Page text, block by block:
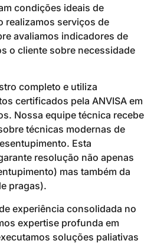
condições ideais de
realizamos serviços de
avaliamos indicadores de
o cliente sobre necessidade
completo e utiliza
certificados pela ANVISA em
Nossa equipe técnica recebe
técnicas modernas de
Esta
resolução não apenas
mas também da
pragas).
experiência consolidada no
expertise profunda em
soluções paliativas